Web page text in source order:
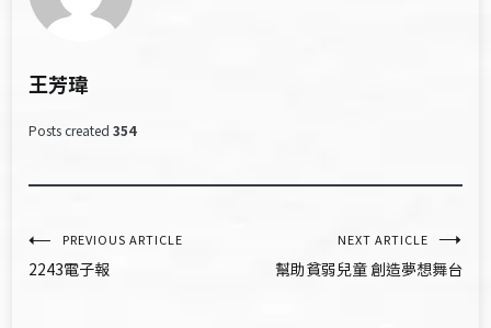
王芳瑋
Posts created 354
文
章
PREVIOUS ARTICLE
2243電子報
NEXT ARTICLE
幫助貧弱兒童 創造夢想舞台